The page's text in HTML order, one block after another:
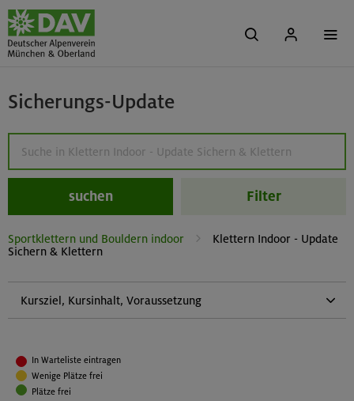
Sicherungs-Update
suchen Filter
Sportklettern und Bouldern indoor
Klettern Indoor - Update
Sichern & Klettern
Kursziel, Kursinhalt, Voraussetzung
künstlichen Anlagen
Kursinhalt:
In Warteliste eintragen
Wenige Plätze frei
Plätze frei